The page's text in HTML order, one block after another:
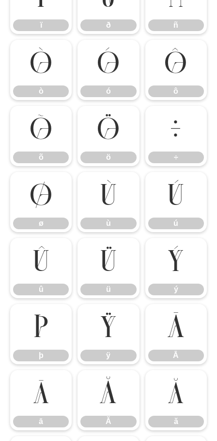
ï ð ñ
ò
ò
ó
ó
ô
ô
õ
õ
ö
ö
÷
÷
ø
ø
ù
ù
ú
ú
û
û
ü
ü
ý
ý
þ
þ
ÿ
ÿ
Ā
Ā
ā
ā
Ă
Ă
ă
ă